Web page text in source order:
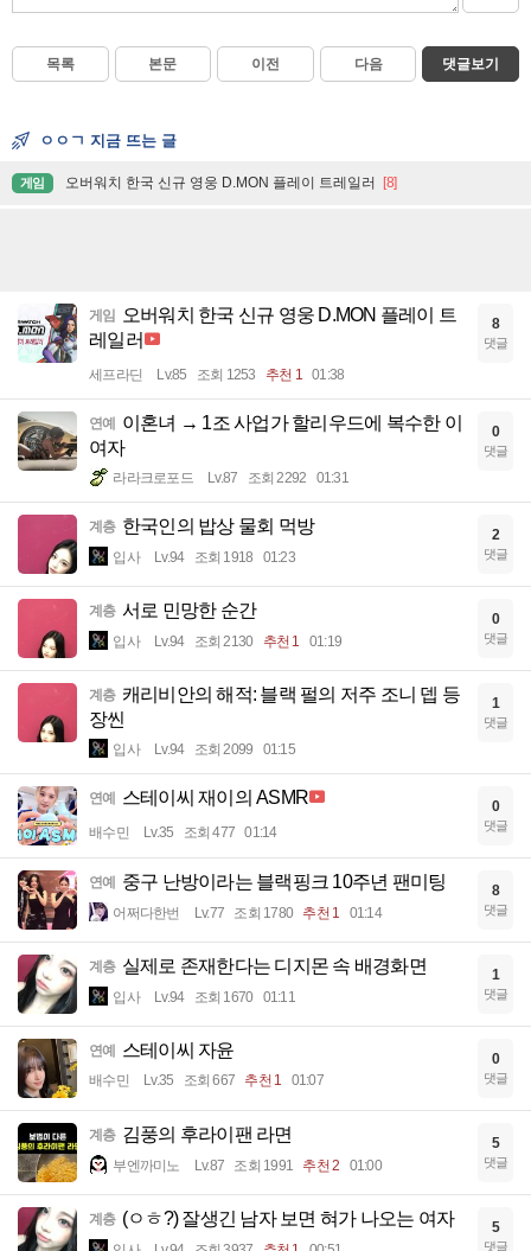
목록 본문 이전 다음 댓글보기
ㅇㅇㄱ 지금 뜨는 글
게임 오버워치 한국 신규 영웅 D.MON 플레이 트레일러 [8]
게임
오버워치 한국 신규 영웅 D.MON 플레이 트
레일러
세프라딘 Lv.85 조회 1253 추천 1 01:38
8
댓글
연예
이혼녀 → 1조 사업가 할리우드에 복수한 이
여자
라라크로포드 Lv.87 조회 2292 01:31
0
댓글
계층 한국인의 밥상 물회 먹방
입사 Lv.94 조회 1918 01:23
2
댓글
계층 서로 민망한 순간
입사 Lv.94 조회 2130 추천 1 01:19
0
댓글
계층 캐리비안의 해적: 블랙 펄의 저주 조니 뎁 등
장씬
입사 Lv.94 조회 2099 01:15
1
댓글
연예 스테이씨 재이의 ASMR
배수민 Lv.35 조회 477 01:14
0
댓글
연예 중구 난방이라는 블랙핑크 10주년 팬미팅
어쩌다한번 Lv.77 조회 1780 추천 1 01:14
8
댓글
계층 실제로 존재한다는 디지몬 속 배경화면
입사 Lv.94 조회 1670 01:11
1
댓글
연예 스테이씨 자윤
배수민 Lv.35 조회 667 추천 1 01:07
0
댓글
계층 김풍의 후라이팬 라면
부엔까미노 Lv.87 조회 1991 추천 2 01:00
5
댓글
계층 (ㅇㅎ?) 잘생긴 남자 보면 혀가 나오는 여자 5
댓글